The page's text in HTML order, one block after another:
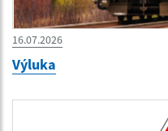
16.07.2026
Výluka